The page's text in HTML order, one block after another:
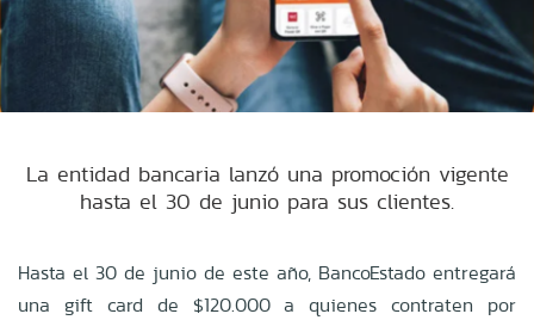
La entidad bancaria lanzó una promoción vigente
hasta el 30 de junio para sus clientes.
Hasta el 30 de junio de este año, BancoEstado entregará
una gift card de $120.000 a quienes contraten por